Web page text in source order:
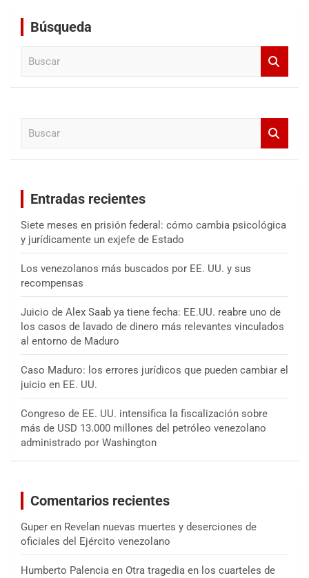
Búsqueda
Entradas recientes
Siete meses en prisión federal: cómo cambia psicológica
y jurídicamente un exjefe de Estado
Los venezolanos más buscados por EE. UU. y sus
recompensas
Juicio de Alex Saab ya tiene fecha: EE.UU. reabre uno de
los casos de lavado de dinero más relevantes vinculados
al entorno de Maduro
Caso Maduro: los errores jurídicos que pueden cambiar el
juicio en EE. UU.
Congreso de EE. UU. intensifica la fiscalización sobre
más de USD 13.000 millones del petróleo venezolano
administrado por Washington
Comentarios recientes
Guper en Revelan nuevas muertes y deserciones de
oficiales del Ejército venezolano
Humberto Palencia en Otra tragedia en los cuarteles de